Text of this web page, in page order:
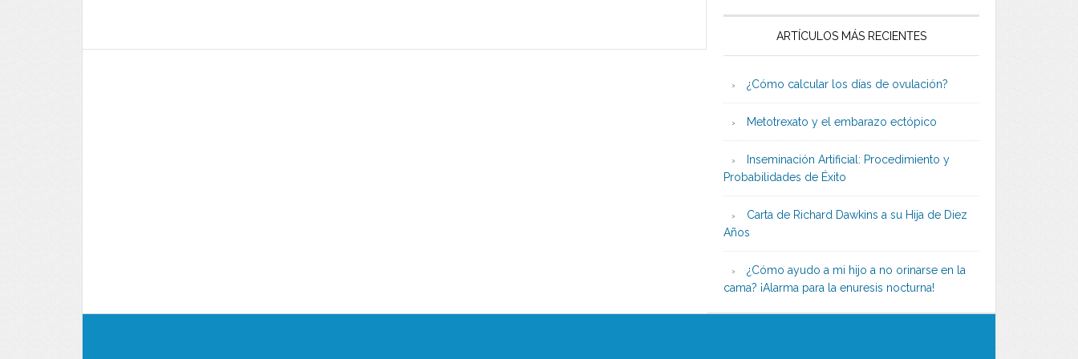
ARTÍCULOS MÁS RECIENTES
¿Cómo calcular los días de ovulación?
Metotrexato y el embarazo ectópico
Inseminación Artificial: Procedimiento y
Probabilidades de Éxito
Carta de Richard Dawkins a su Hija de Diez
Años
¿Cómo ayudo a mi hijo a no orinarse en la
cama? ¡Alarma para la enuresis nocturna!